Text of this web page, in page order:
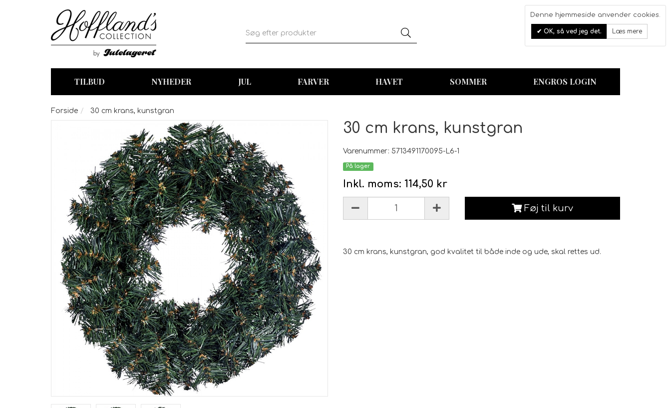
0
TILBUD NYHEDER JUL FARVER HAVET SOMMER ENGROS LOGIN
Forside 30 cm krans, kunstgran
30 cm krans, kunstgran
Varenummer: 5713491170095-L6-1
På lager
Inkl. moms: 114,50 kr
Føj til kurv
30 cm krans, kunstgran, god kvalitet til både inde og ude, skal rettes ud.
Denne hjemmeside anvender cookies.
OK, så ved jeg det. Læs mere